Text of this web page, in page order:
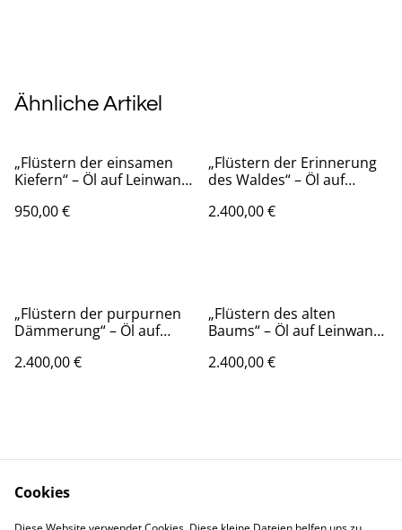
Ähnliche Artikel
„Flüstern der einsamen
Kiefern“ – Öl auf Leinwand,
Whispers of the Solitary
950,00 €
„Flüstern der Erinnerung
des Waldes“ – Öl auf
2024
2.400,00 €
„Flüstern der purpurnen
Dämmerung“ – Öl auf
Whisper of the Purple
2.400,00 €
„Flüstern des alten
Baums“ – Öl auf Leinwand,
the Ancient Tree
2.400,00 €
Cookies